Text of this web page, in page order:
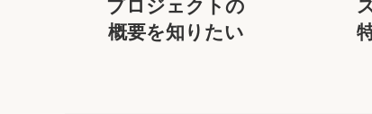
プロジェクトの
概要を知りたい